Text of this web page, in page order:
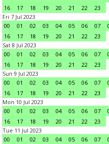
16
17 18 19 20 21 22
23
Fri 7 Jul 2023
00
01 02 03 04 05 06 07
16
17 18 19 20 21 22
23
Sat 8 Jul 2023
00
01 02 03 04 05 06 07
16
17 18 19 20 21 22
23
Sun 9 Jul 2023
00
01 02 03 04 05 06 07
16
17 18 19 20 21 22
23
Mon 10 Jul 2023
00
01 02 03 04 05 06 07
16
17 18 19 20 21 22
23
Tue 11 Jul 2023
00
01 02 03 04 05 06 07